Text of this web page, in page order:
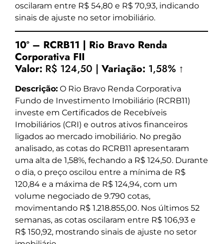
oscilaram entre R$ 54,80 e R$ 70,93, indicando
sinais de ajuste no setor imobiliário.
10º – RCRB11 | Rio Bravo Renda
Corporativa FII
Valor: R$ 124,50 | Variação: 1,58% ↑
Descrição: O Rio Bravo Renda Corporativa
Fundo de Investimento Imobiliário (RCRB11)
investe em Certificados de Recebíveis
Imobiliários (CRI) e outros ativos financeiros
ligados ao mercado imobiliário. No pregão
analisado, as cotas do RCRB11 apresentaram
uma alta de 1,58%, fechando a R$ 124,50. Durante
o dia, o preço oscilou entre a mínima de R$
120,84 e a máxima de R$ 124,94, com um
volume negociado de 9.790 cotas,
movimentando R$ 1.218.855,00. Nos últimos 52
semanas, as cotas oscilaram entre R$ 106,93 e
R$ 150,92, mostrando sinais de ajuste no setor